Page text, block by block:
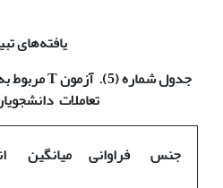
یافته‌های
جدول شماره (5). آزمون
Tمربوط
تعاملات
جنس فراوانی میانگین